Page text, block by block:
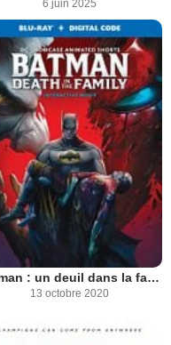
6 juin 2025
Batman : un deuil dans la famille
13 octobre 2020